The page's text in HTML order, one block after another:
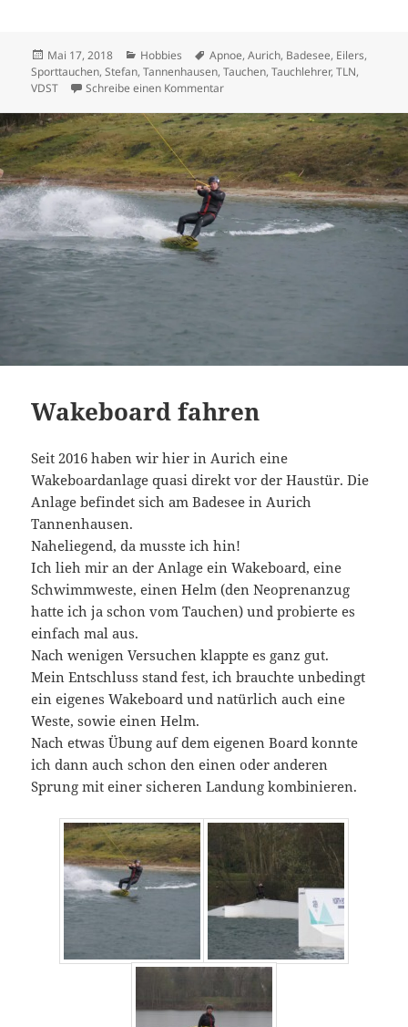
Veröffentlicht
am
Mai 17, 2018 Kategorien
Hobbies Schlagwörter
Apnoe,Aurich, Badesee, Eilers,
Sporttauchen,Stefan,Tannenhausen,Tauchen,Tauchlehrer,TLN,
VDST
Schreibe einen Kommentarzu Tauchen
Wakeboard fahren
Seit 2016 haben wir hier in Aurich eine
Wakeboardanlage quasi direkt vor der Haustür. Die
Anlage befindet sich am Badesee in Aurich
Tannenhausen.
Naheliegend, da musste ich hin!
Ich lieh mir an der Anlage ein Wakeboard, eine
Schwimmweste, einen Helm (den Neoprenanzug
hatte ich ja schon vom Tauchen) und probierte es
einfach mal aus.
Nach wenigen Versuchen klappte es ganz gut.
Mein Entschluss stand fest, ich brauchte unbedingt
ein eigenes Wakeboard und natürlich auch eine
Weste, sowie einen Helm.
Nach etwas Übung auf dem eigenen Board konnte
ich dann auch schon den einen oder anderen
Sprung mit einer sicheren Landung kombinieren.